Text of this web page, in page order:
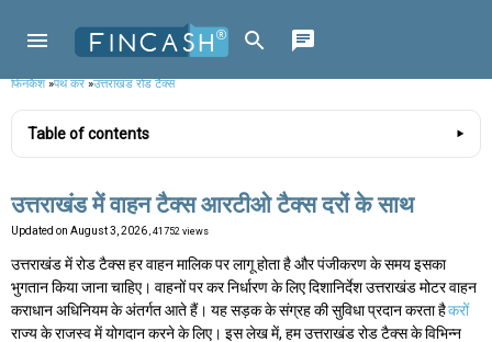
फिनकैश»पथ कर»उत्तराखंड रोड टैक्स
Table of contents
उत्तराखंड में वाहन टैक्स आरटीओ टैक्स दरों के साथ
Updated on August 3, 2026 , 41752 views
उत्तराखंड में रोड टैक्स हर वाहन मालिक पर लागू होता है और पंजीकरण के समय इसका
भुगतान किया जाना चाहिए। वाहनों पर कर निर्धारण के लिए दिशानिर्देश उत्तराखंड मोटर वाहन
कराधान अधिनियम के अंतर्गत आते हैं। यह सड़क के संग्रह की सुविधा प्रदान करता हैकरों
राज्य के राजस्व में योगदान करने के लिए। इस लेख में, हम उत्तराखंड रोड टैक्स के विभिन्न